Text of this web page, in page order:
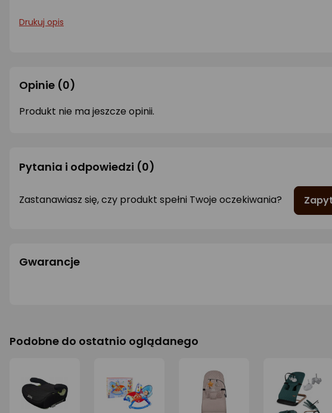
Drukuj opis
Opinie (0)
Produkt nie ma jeszcze opinii.
Pytania i odpowiedzi (0)
Zastanawiasz się, czy produkt spełni Twoje oczekiwania?
Gwarancje
Podobne do ostatnio oglądanego